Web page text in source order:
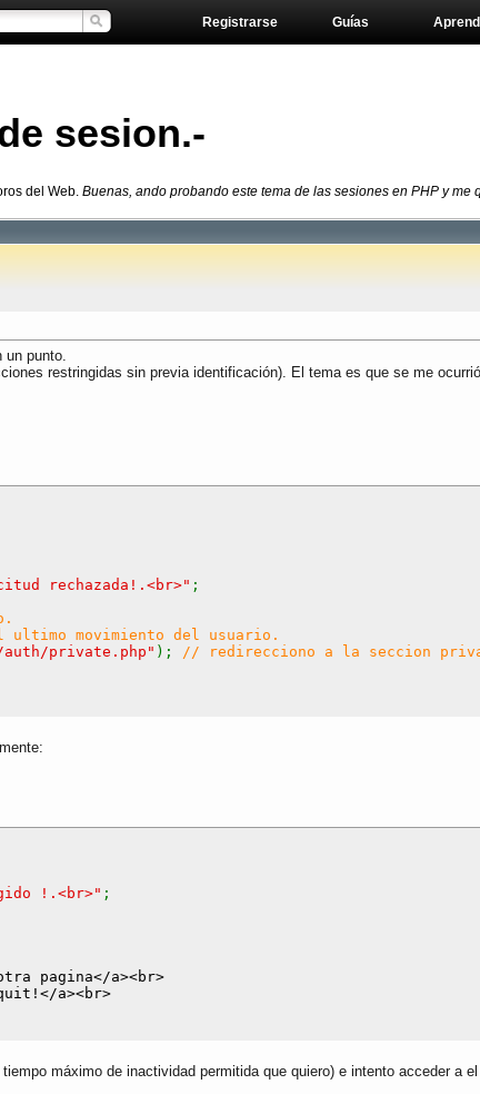
Guías
Registrarse
sesion.-
del Web. Buenas, ando probando este tema de las sesiones en PHP y
un punto.
restringidas sin previa identificación). El tema es que se me
rechazada!.<br>" ;
ultimo movimiento del usuario.
private.php" ); // redirecciono a la seccion
!.<br>" ;
pagina</a><br>
a><br>
máximo de inactividad permitida que quiero) e intento acceder a